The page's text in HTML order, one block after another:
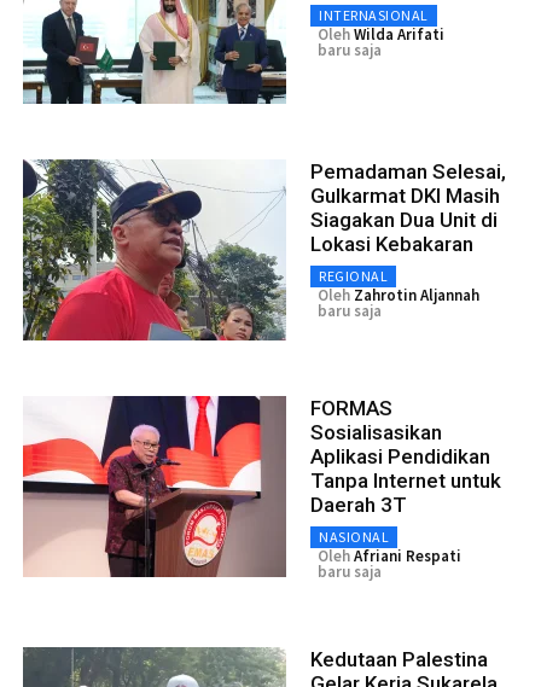
INTERNASIONAL
OlehWilda Arifati
baru saja
Pemadaman Selesai,
Gulkarmat DKI Masih
Siagakan Dua Unit di
Lokasi Kebakaran
REGIONAL
Oleh Zahrotin Aljannah
baru saja
FORMAS
Sosialisasikan
Aplikasi Pendidikan
Tanpa Internet untuk
Daerah 3T
NASIONAL
OlehAfriani Respati
baru saja
Kedutaan Palestina